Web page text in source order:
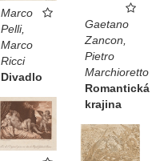
Marco
Pelli,
Marco
Ricci
Divadlo
Gaetano
Zancon,
Pietro
Marchioretto
Romantická
krajina